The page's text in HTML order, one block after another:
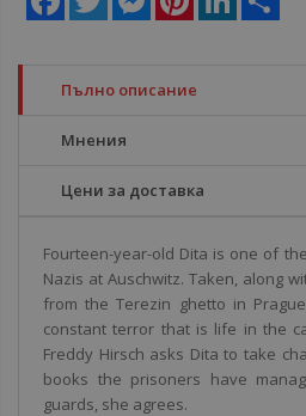
Пълно описание
Мнения
Цени за доставка
Fourteen-year-old Dita is one of
Nazis at Auschwitz. Taken, along
from the Terezin ghetto in
constant terror that is life in the
Freddy Hirsch asks Dita to take
books the prisoners have
guards, she agrees.